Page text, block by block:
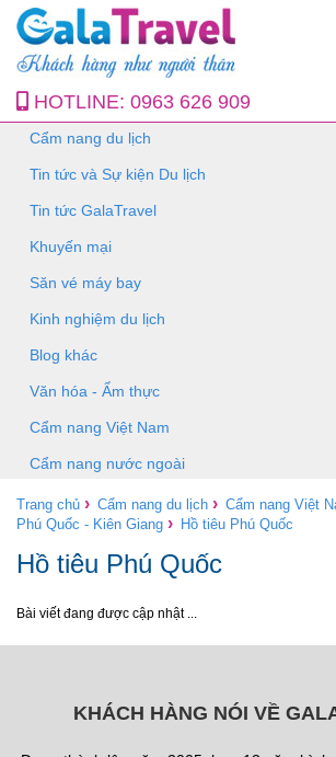
HOTLINE: 0963 626 909
Cẩm nang du lịch
Tin tức và Sự kiện Du lịch
Tin tức GalaTravel
Khuyến mại
Săn vé máy bay
Kinh nghiệm du lịch
Blog khác
Văn hóa - Ẩm thực
Cẩm nang Việt Nam
Cẩm nang nước ngoài
Trang chủ › Cẩm nang du lịch › Cẩm nang Việt
Phú Quốc - Kiên Giang › Hồ tiêu Phú Quốc
Hồ tiêu Phú Quốc
Bài viết đang được cập nhật ...
KHÁCH HÀNG NÓI VỀ